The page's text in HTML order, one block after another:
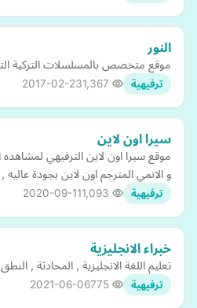
النور
موقع متخصص بالمسلسلات التركية
ترفيهية 2017-02-23
سيرا اون لاين
موقع سيرا اون لاين الترفيهي لمشاهده
و الانمي المترجم اون لاين بجودة عاليه ,
ترفيهية 2020-09-11
خبراء الانجليزية
تعليم اللغة الانجليزية , المحادثة ,
ترفيهية 2021-06-06